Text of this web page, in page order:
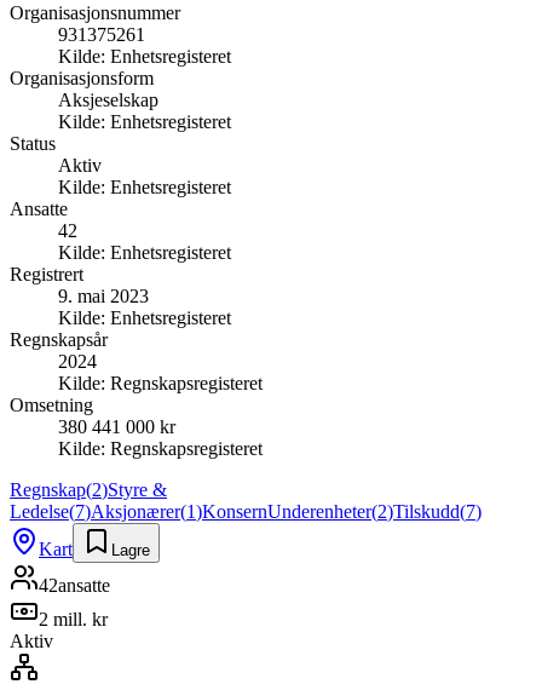
Organisasjonsnummer
931375261
Kilde: Enhetsregisteret
Organisasjonsform
Aksjeselskap
Kilde: Enhetsregisteret
Status
Aktiv
Kilde: Enhetsregisteret
Ansatte
42
Kilde: Enhetsregisteret
Registrert
9. mai 2023
Kilde: Enhetsregisteret
Regnskapsår
2024
Kilde: Regnskapsregisteret
Omsetning
380 441 000 kr
Kilde: Regnskapsregisteret
Regnskap(2)Styre &
Ledelse(7)Aksjonærer(1)KonsernUnderenheter(2)Tilskudd(7)
Kart
Lagre
42ansatte
2 mill. kr
Aktiv